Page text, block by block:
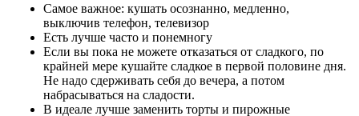
Самое важное: кушать осознанно, медленно,
выключив телефон, телевизор
Есть лучше часто и понемногу
Если вы пока не можете отказаться от сладкого, по
крайней мере кушайте сладкое в первой половине дня.
Не надо сдерживать себя до вечера, а потом
набрасываться на сладости.
В идеале лучше заменить торты и пирожные